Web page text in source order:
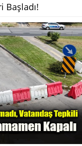
Başladı!